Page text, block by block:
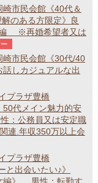
市民会館《40代＆
のある方限定》良
編 ※再婚希望者又は
市民会館《30代/40
しカジュアルな出
プラザ豊橋
代メイン魅力的安
：公務員又は安定職
連.年収350万以上会
プラザ豊橋
出会いたい♪》
編》 男性：転勤す